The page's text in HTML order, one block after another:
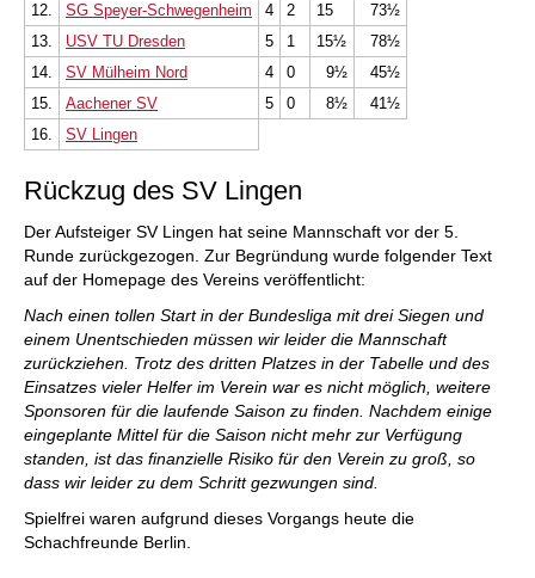
12.
SG Speyer-Schwegenheim 4 2 15
73½
13.
USV TU Dresden 5 1 15½
78½
14.
SV Mülheim Nord 4 0 9½
45½
15.
Aachener SV 5 0 8½
41½
16.
SV Lingen
Rückzug des SV Lingen
Der Aufsteiger SV Lingen hat seine Mannschaft vor der 5.
Runde zurückgezogen. Zur Begründung wurde folgender Text
auf der Homepage des Vereins veröffentlicht:
Nach einen tollen Start in der Bundesliga mit drei Siegen und
einem Unentschieden müssen wir leider die Mannschaft
zurückziehen. Trotz des dritten Platzes in der Tabelle und des
Einsatzes vieler Helfer im Verein war es nicht möglich, weitere
Sponsoren für die laufende Saison zu finden. Nachdem einige
eingeplante Mittel für die Saison nicht mehr zur Verfügung
standen, ist das finanzielle Risiko für den Verein zu groß, so
dass wir leider zu dem Schritt gezwungen sind.
Spielfrei waren aufgrund dieses Vorgangs heute die
Schachfreunde Berlin.